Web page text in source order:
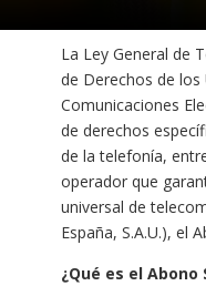
La Ley General de
de Derechos de los
Comunicaciones
de derechos
de la telefonía,
operador que
universal de
España, S.A.U.), el
¿Qué es el Abono